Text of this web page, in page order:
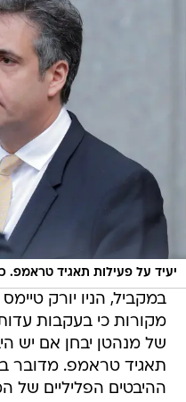
יעיד על פעילות תאגיד טראמפ.
במקביל, הניו יורק
מקורות כי בעקבות
של מנהטן יבחן אם יש
תאגיד טראמפ. מדובר
ההיבטים הפליליים של